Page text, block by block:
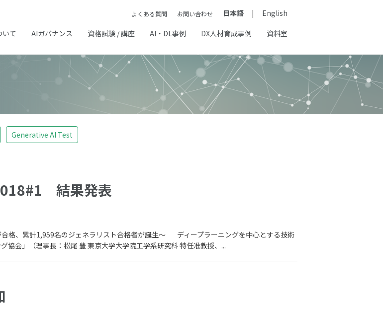
よくある質問 お問い合わせ 日本語 English
て AIガバナンス 資格試験 / 講座 AI・DL事例 DX人材育成事例 資料室
Generative AI Test
結果発表
合格、累計1,959名のジェネラリスト合格者が誕生～ ディープラーニングを中心とする技術
協会」（理事長：松尾 豊 東京大学大学院工学系研究科 特任准教授、...